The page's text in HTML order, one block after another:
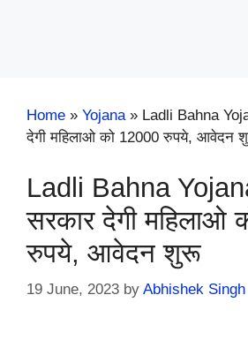
Home » Yojana» Ladli Bahna
देगी महिलाओ को 12000 रुपये, आवेदन
Ladli Bahna
सरकार देगी महिलाओ
रुपये, आवेदन शुरू
19 June, 2023 by Abhishek Singh